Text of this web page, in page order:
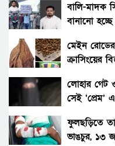
বালি-মাদক
বানানো
মেইন
ক্রাসিংয়ের
লোহার গেট
সেই ‘প্রেম’
ফুলছড়িতে
ভাঙচুর, ১৩